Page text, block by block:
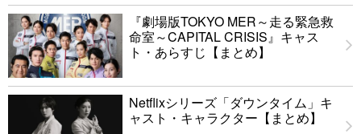
『劇場版TOKYO MER～走る緊急救
命室～CAPITAL CRISIS』キャス
ト・あらすじ【まとめ】
Netflixシリーズ「ダウンタイム」キ
ャスト・キャラクター【まとめ】